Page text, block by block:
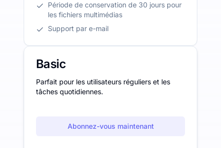
Période de conservation de 30 jours pour
les fichiers multimédias
Support par e-mail
Basic
Parfait pour les utilisateurs réguliers et les
tâches quotidiennes.
Abonnez-vous maintenant